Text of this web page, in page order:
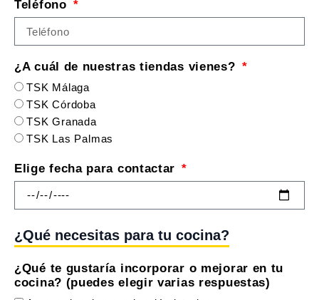
Teléfono
¿A cuál de nuestras tiendas vienes?
TSK Málaga
TSK Córdoba
TSK Granada
TSK Las Palmas
Elige fecha para contactar
¿Qué necesitas para tu cocina?
¿Qué te gustaría incorporar o mejorar en tu
cocina? (puedes elegir varias respuestas)